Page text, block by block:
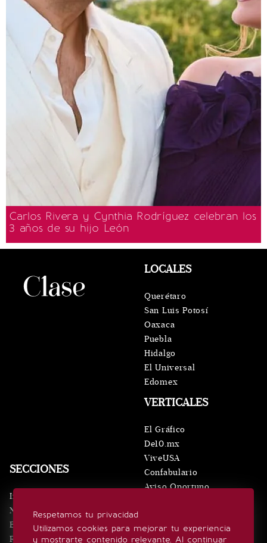
Carlos Rivera y Cynthia Rodríguez celebran los
3 años de su hijo León
Respetamos tu privacidad
Utilizamos cookies para mejorar tu experiencia
y mostrarte contenido relevante. Al continuar
SECCIONES
Inicio
Noticias
Eventos
Realeza
VERTICALES
El Gráfico
De10.mx
ViveUSA
Confabulario
Aviso Oportuno
LOCALES
Querétaro
San Luis Potosí
Oaxaca
Puebla
Hidalgo
El Universal
Edomex